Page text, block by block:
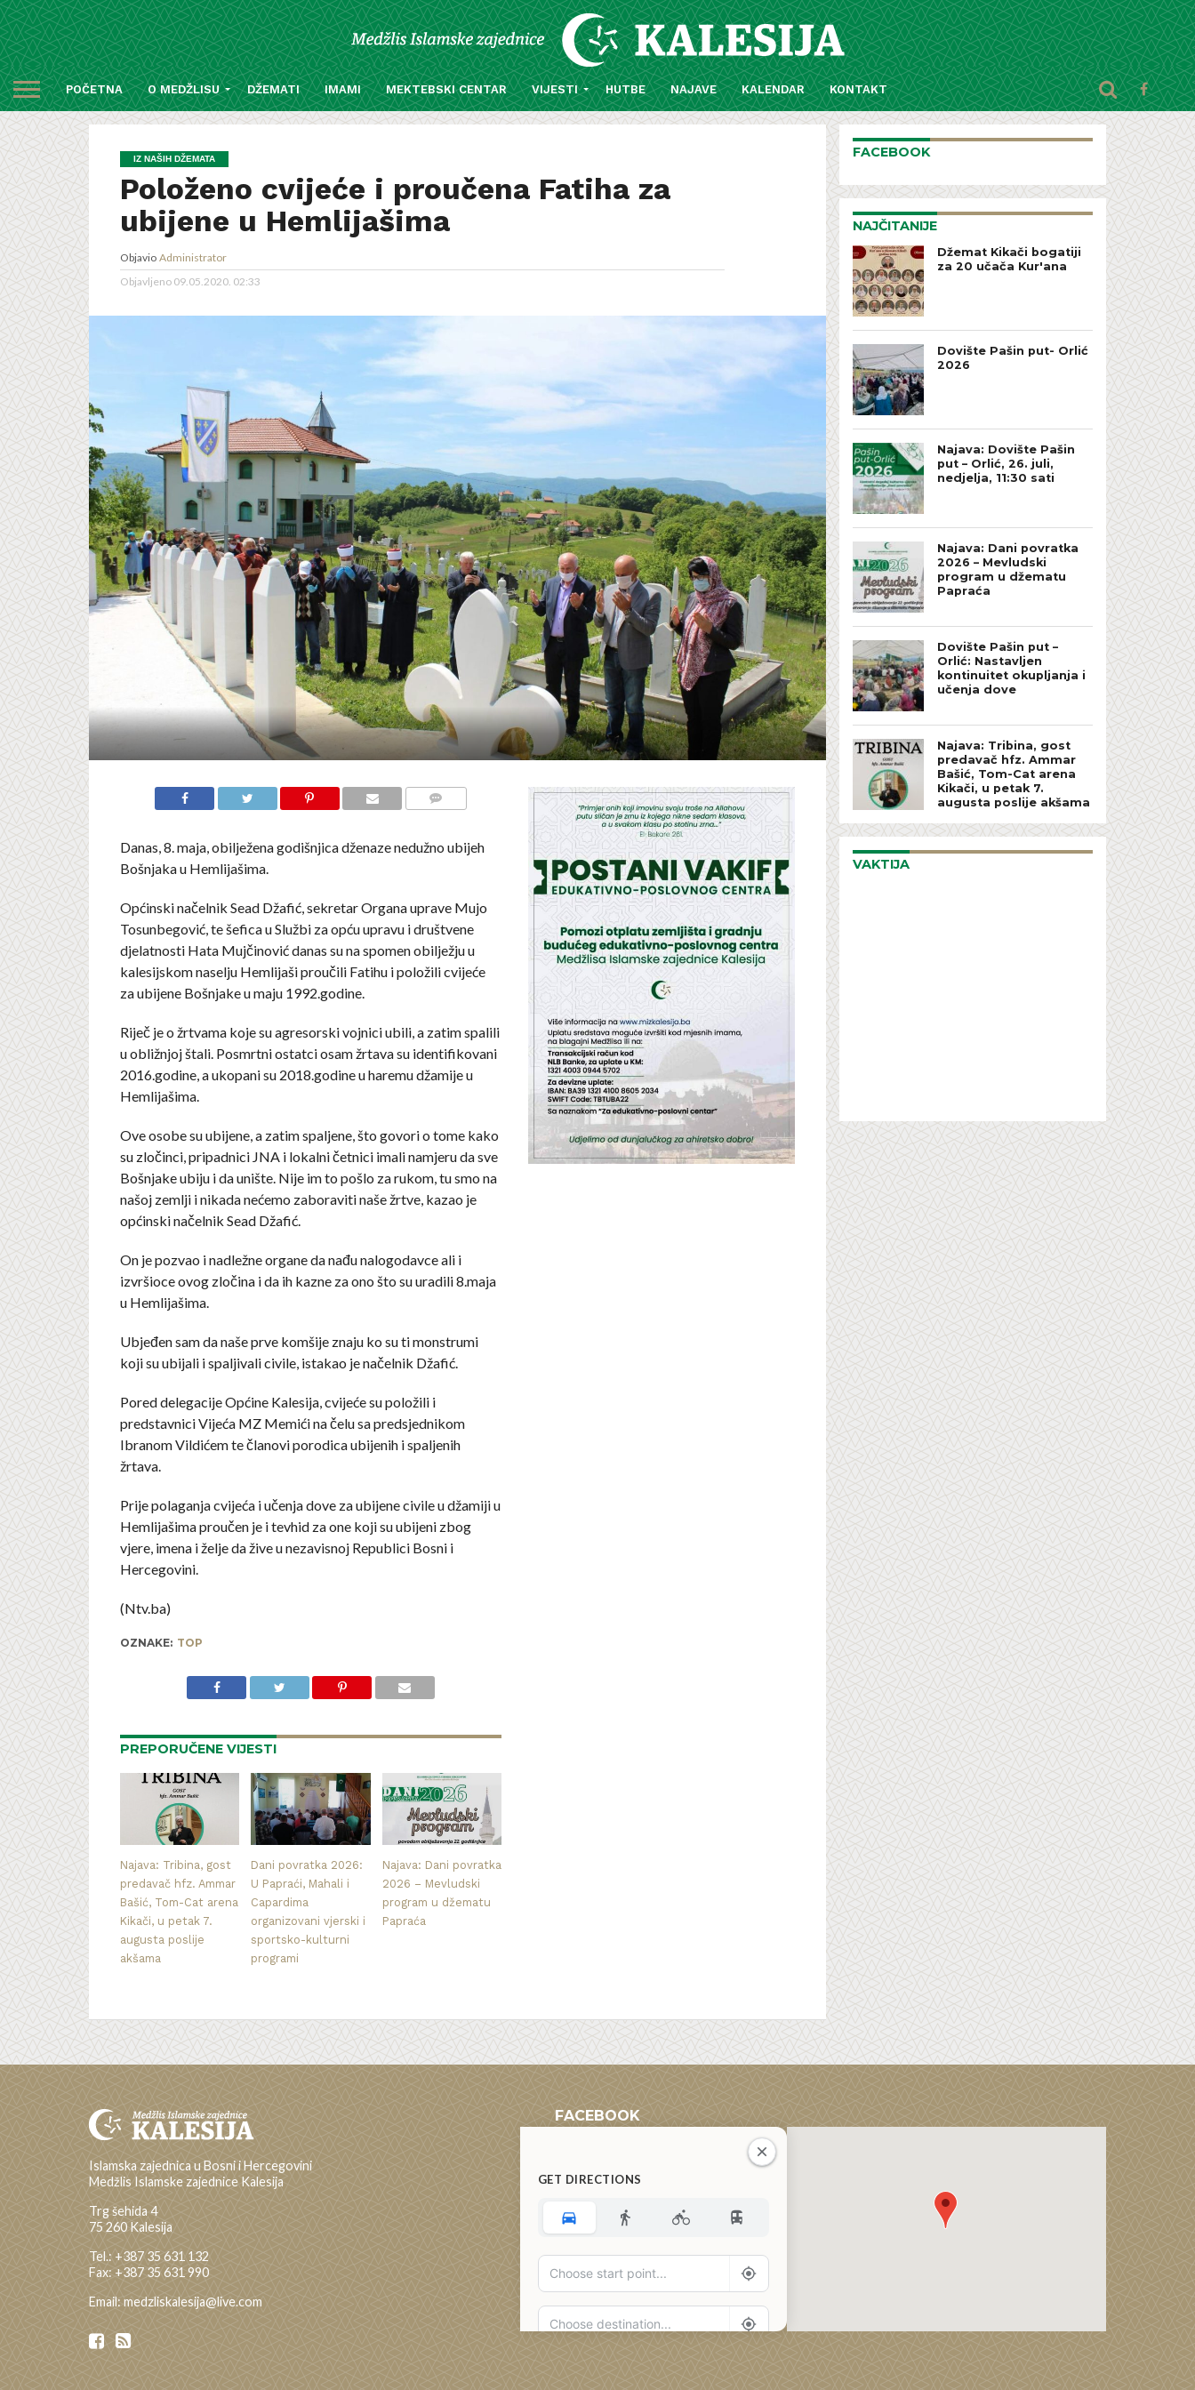
POČETNA O MEDŽLISU DŽEMATI IMAMI MEKTEBSKI CENTAR VIJESTI HUTBE NAJAVE KALENDAR KONTAKT
IZ NAŠIH DŽEMATA
Položeno cvijeće i proučena Fatiha za
ubijene u Hemlijašima
Objavio Administrator
Objavljeno 09.05.2020. 02:33
Danas, 8. maja, obilježena godišnjica dženaze nedužno ubijeh
Bošnjaka u Hemlijašima.
Općinski načelnik Sead Džafić, sekretar Organa uprave Mujo
Tosunbegović, te šefica u Službi za opću upravu i društvene
djelatnosti Hata Mujčinović danas su na spomen obilježju u
kalesijskom naselju Hemlijaši proučili Fatihu i položili cvijeće
za ubijene Bošnjake u maju 1992.godine.
Riječ je o žrtvama koje su agresorski vojnici ubili, a zatim spalili
u obližnjoj štali. Posmrtni ostatci osam žrtava su identifikovani
2016.godine, a ukopani su 2018.godine u haremu džamije u
Hemlijašima.
Ove osobe su ubijene, a zatim spaljene, što govori o tome kako
su zločinci, pripadnici JNA i lokalni četnici imali namjeru da sve
Bošnjake ubiju i da unište. Nije im to pošlo za rukom, tu smo na
našoj zemlji i nikada nećemo zaboraviti naše žrtve, kazao je
općinski načelnik Sead Džafić.
On je pozvao i nadležne organe da nađu nalogodavce ali i
izvršioce ovog zločina i da ih kazne za ono što su uradili 8.maja
u Hemlijašima.
Ubjeđen sam da naše prve komšije znaju ko su ti monstrumi
koji su ubijali i spaljivali civile, istakao je načelnik Džafić.
Pored delegacije Općine Kalesija, cvijeće su položili i
predstavnici Vijeća MZ Memići na čelu sa predsjednikom
Ibranom Vildićem te članovi porodica ubijenih i spaljenih
žrtava.
Prije polaganja cvijeća i učenja dove za ubijene civile u džamiji u
Hemlijašima proučen je i tevhid za one koji su ubijeni zbog
vjere, imena i želje da žive u nezavisnoj Republici Bosni i
Hercegovini.
(Ntv.ba)
OZNAKE: TOP
PREPORUČENE VIJESTI
Najava: Tribina, gost
predavač hfz. Ammar
Bašić, Tom-Cat arena
Kikači, u petak 7.
augusta poslije
akšama
Dani povratka 2026:
U Papraći, Mahali i
Capardima
organizovani vjerski i
sportsko-kulturni
programi
Najava: Dani povratka
2026 – Mevludski
program u džematu
Papraća
FACEBOOK
NAJČITANIJE
Džemat Kikači bogatiji
za 20 učača Kur'ana
Dovište Pašin put- Orlić
2026
Najava: Dovište Pašin
put – Orlić, 26. juli,
nedjelja, 11:30 sati
Najava: Dani povratka
2026 – Mevludski
program u džematu
Papraća
Dovište Pašin put –
Orlić: Nastavljen
kontinuitet okupljanja i
učenja dove
Najava: Tribina, gost
predavač hfz. Ammar
Bašić, Tom-Cat arena
Kikači, u petak 7.
augusta poslije akšama
VAKTIJA
Islamska zajednica u Bosni i Hercegovini
Medžlis Islamske zajednice Kalesija
Trg šehida 4
75 260 Kalesija
Tel.: +387 35 631 132
Fax: +387 35 631 990
Email: medzliskalesija@live.com
FACEBOOK
GET DIRECTIONS
Add Waypoint